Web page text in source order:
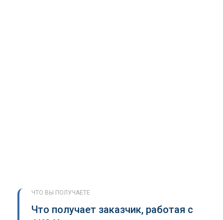
ЧТО ВЫ ПОЛУЧАЕТЕ
Что получает заказчик, работая с